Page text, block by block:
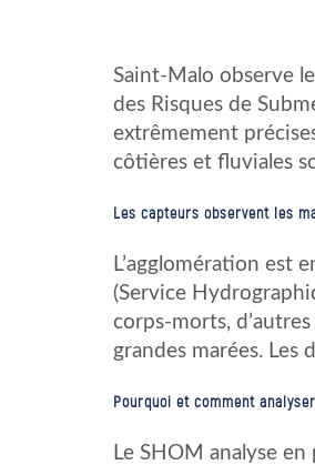
Saint-Malo observe
des Risques de
extrêmement
côtières et fluviales
Les capteurs observent les
L’agglomération est
(Service
corps-morts,
grandes marées. Les
Pourquoi et comment
Le SHOM analyse